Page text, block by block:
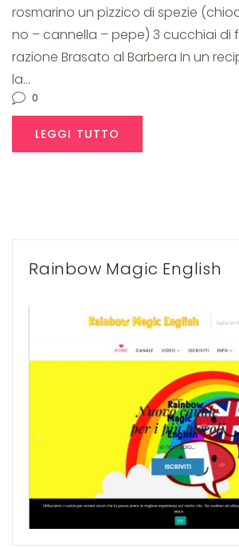
rosmarino un pizzico di spezie
no – cannella – pepe) 3 cucchiai di
razione Brasato al Barbera In un
la…
0
LEGGI TUTTO
Rainbow Magic English